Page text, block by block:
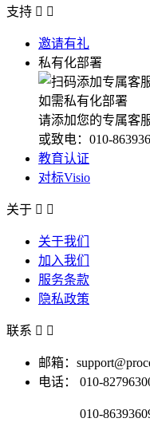
支持  
邀请有礼
私有化部署
如需私有化部署
请添加您的专属客
或致电：010-
教育认证
对标Visio
关于  
关于我们
加入我们
服务条款
隐私政策
联系  
邮箱：
电话：
010-
010-